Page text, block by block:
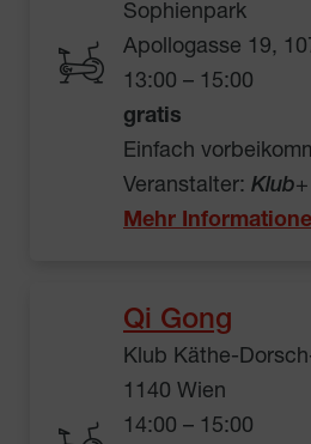
Sophienpark
Apollogasse 19,
13:00 – 15:00
gratis
Einfach
Veranstalter: Klub
Mehr
Qi Gong
Klub Käthe-
1140 Wien
14:00 – 15:00